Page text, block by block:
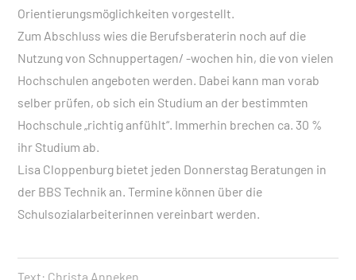
Orientierungsmöglichkeiten vorgestellt.
Zum Abschluss wies die Berufsberaterin noch auf die
Nutzung von Schnuppertagen/ -wochen hin, die von vielen
Hochschulen angeboten werden. Dabei kann man vorab
selber prüfen, ob sich ein Studium an der bestimmten
Hochschule „richtig anfühlt“. Immerhin brechen ca. 30 %
ihr Studium ab.
Lisa Cloppenburg bietet jeden Donnerstag Beratungen in
der BBS Technik an. Termine können über die
Schulsozialarbeiterinnen vereinbart werden.
Text: Christa Anneken